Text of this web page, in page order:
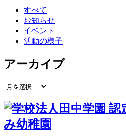
すべて
お知らせ
イベント
活動の様子
アーカイブ